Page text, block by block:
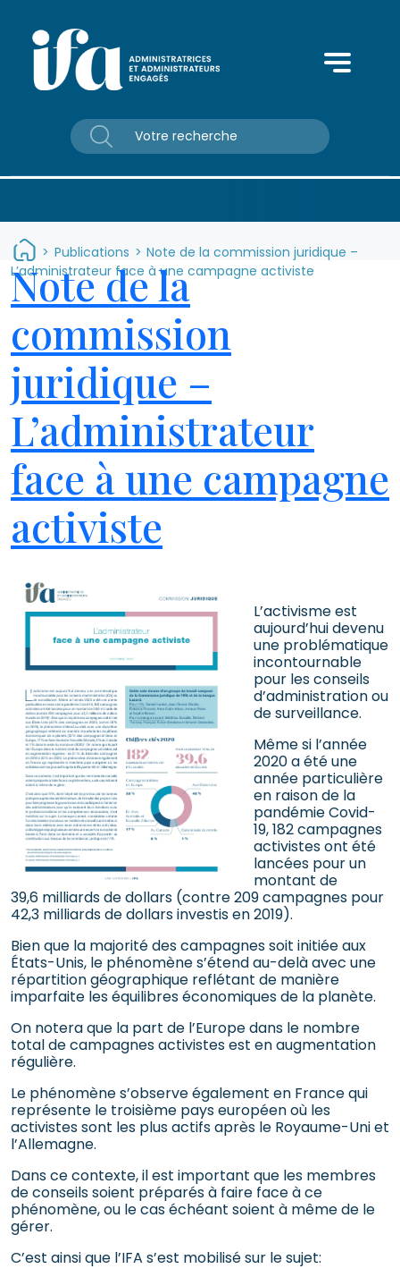
> Publications > Note de la commission juridique –
L’administrateur face à une campagne activiste
Note de la
commission
juridique –
L’administrateur
face à une campagne
activiste
L’activisme est
aujourd’hui devenu
une problématique
incontournable
pour les conseils
d’administration ou
de surveillance.
Même si l’année
2020 a été une
année particulière
en raison de la
pandémie Covid-
19, 182 campagnes
activistes ont été
lancées pour un
montant de
39,6 milliards de dollars (contre 209 campagnes pour
42,3 milliards de dollars investis en 2019).
Bien que la majorité des campagnes soit initiée aux
États-Unis, le phénomène s’étend au-delà avec une
répartition géographique reflétant de manière
imparfaite les équilibres économiques de la planète.
On notera que la part de l’Europe dans le nombre
total de campagnes activistes est en augmentation
régulière.
Le phénomène s’observe également en France qui
représente le troisième pays européen où les
activistes sont les plus actifs après le Royaume-Uni et
l’Allemagne.
Dans ce contexte, il est important que les membres
de conseils soient préparés à faire face à ce
phénomène, ou le cas échéant soient à même de le
gérer.
C’est ainsi que l’IFA s’est mobilisé sur le sujet: